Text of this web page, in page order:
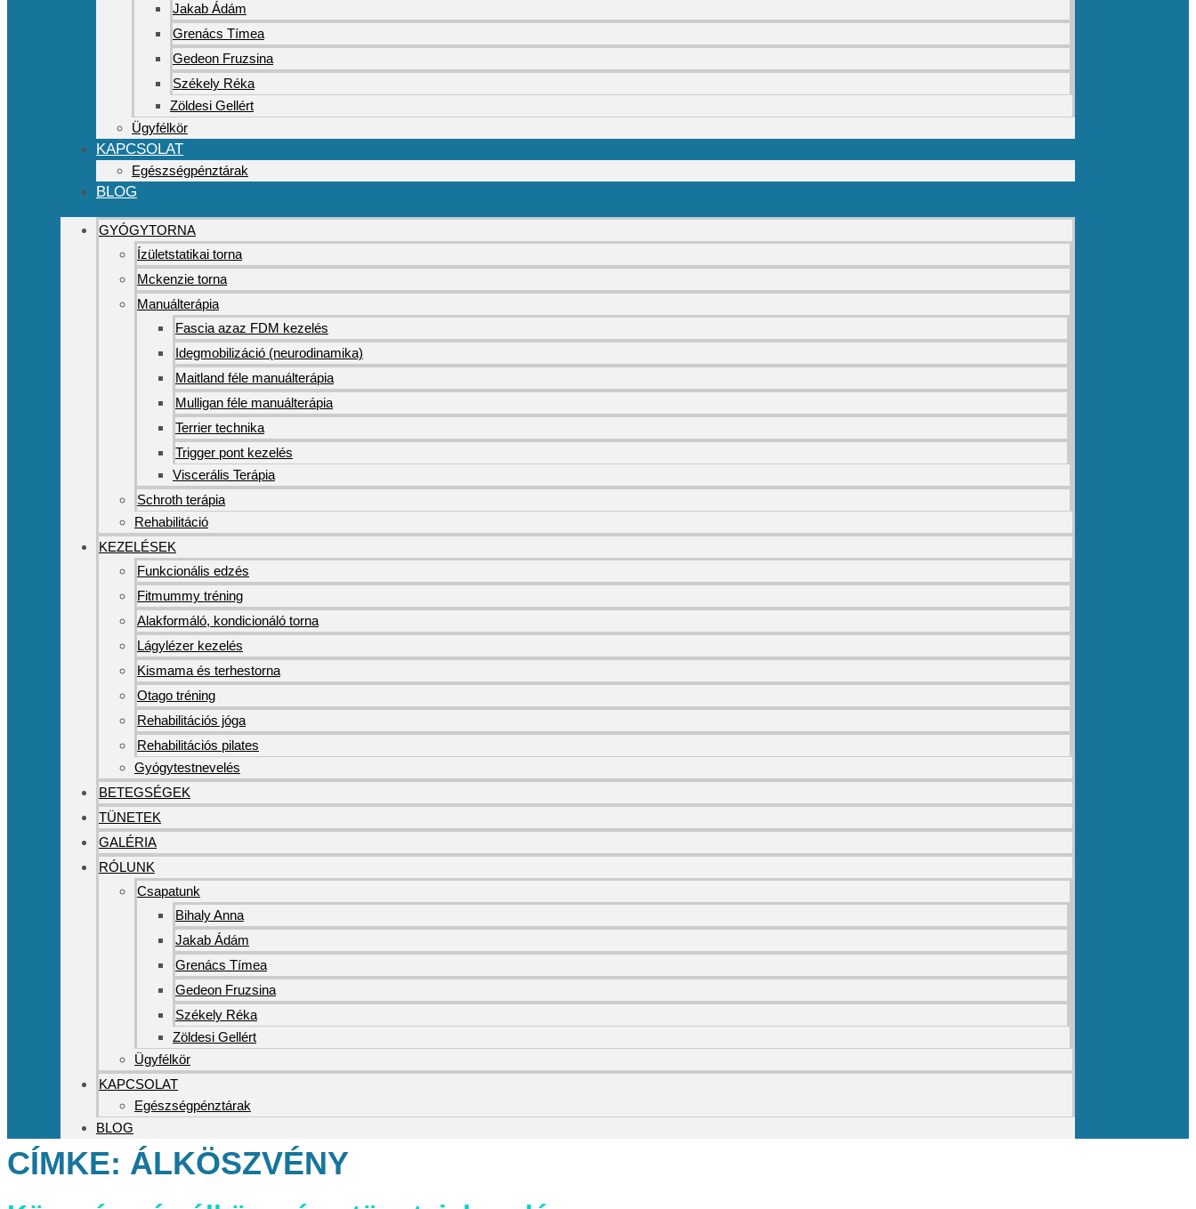
Jakab Ádám
Grenács Tímea
Gedeon Fruzsina
Székely Réka
Zöldesi Gellért
Ügyfélkör
KAPCSOLAT
Egészségpénztárak
BLOG
GYÓGYTORNA
Ízületstatikai torna
Mckenzie torna
Manuálterápia
Fascia azaz FDM kezelés
Idegmobilizáció (neurodinamika)
Maitland féle manuálterápia
Mulligan féle manuálterápia
Terrier technika
Trigger pont kezelés
Viscerális Terápia
Schroth terápia
Rehabilitáció
KEZELÉSEK
Funkcionális edzés
Fitmummy tréning
Alakformáló, kondicionáló torna
Lágylézer kezelés
Kismama és terhestorna
Otago tréning
Rehabilitációs jóga
Rehabilitációs pilates
Gyógytestnevelés
BETEGSÉGEK
TÜNETEK
GALÉRIA
RÓLUNK
Csapatunk
Bihaly Anna
Jakab Ádám
Grenács Tímea
Gedeon Fruzsina
Székely Réka
Zöldesi Gellért
Ügyfélkör
KAPCSOLAT
Egészségpénztárak
BLOG
CÍMKE: ÁLKÖSZVÉNY